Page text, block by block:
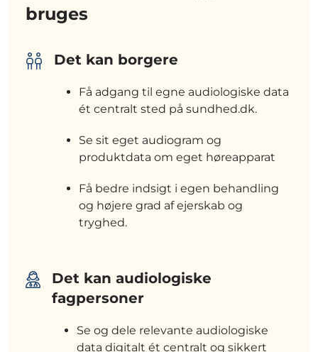
bruges
Det kan borgere
Få adgang til egne audiologiske data
ét centralt sted på sundhed.dk.
Se sit eget audiogram og
produktdata om eget høreapparat
Få bedre indsigt i egen behandling
og højere grad af ejerskab og
tryghed.
Det kan audiologiske
fagpersoner
Se og dele relevante audiologiske
data digitalt ét centralt og sikkert